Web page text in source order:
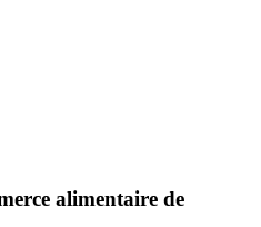
alimentaire de